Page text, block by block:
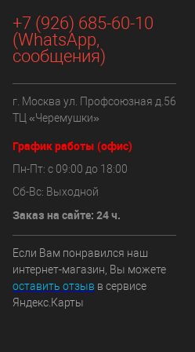
+7 (926) 685-60-10
(WhatsApp,
сообщения)
г. Москва ул. Профсоюзная д.56
ТЦ «Черемушки»
График работы (офис)
Пн-Пт: с 09:00 до 18:00
Сб-Вс: Выходной
Заказ на сайте: 24 ч.
Если Вам понравился наш
интернет-магазин, Вы можете
оставить отзыв в сервисе
Яндекс.Карты